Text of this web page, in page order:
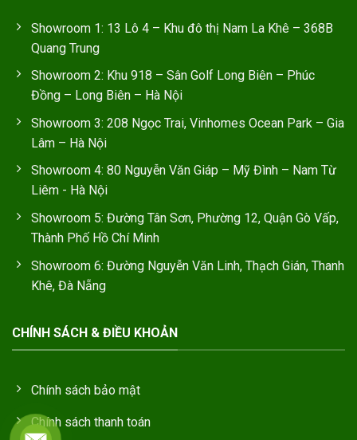
Showroom 1: 13 Lô 4 – Khu đô thị Nam La Khê – 368B
Quang Trung
Showroom 2: Khu 918 – Sân Golf Long Biên – Phúc
Đồng – Long Biên – Hà Nội
Showroom 3: 208 Ngọc Trai, Vinhomes Ocean Park – Gia
Lâm – Hà Nội
Showroom 4: 80 Nguyễn Văn Giáp – Mỹ Đình – Nam Từ
Liêm - Hà Nội
Showroom 5: Đường Tân Sơn, Phường 12, Quận Gò Vấp,
Thành Phố Hồ Chí Minh
Showroom 6: Đường Nguyễn Văn Linh, Thạch Gián, Thanh
Khê, Đà Nẵng
CHÍNH SÁCH & ĐIỀU KHOẢN
Chính sách bảo mật
Chính sách thanh toán